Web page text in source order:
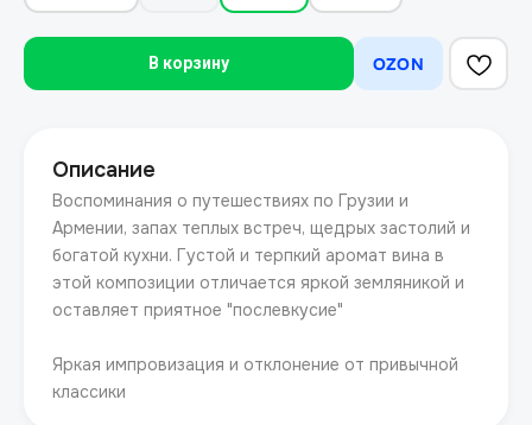
В корзину OZON
Описание
Воспоминания о путешествиях по Грузии и
Армении, запах теплых встреч, щедрых застолий и
богатой кухни. Густой и терпкий аромат вина в
этой композиции отличается яркой земляникой и
оставляет приятное "послевкусие"
Яркая импровизация и отклонение от привычной
классики